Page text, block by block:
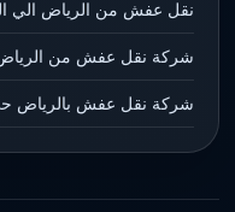
نقل عفش من الرياض الي
شركة نقل عفش من الرياض
شركة نقل عفش بالرياض